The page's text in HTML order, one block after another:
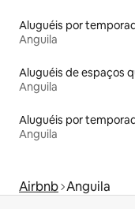
Anguila
Anguila
Anguila
Airbnb Anguila